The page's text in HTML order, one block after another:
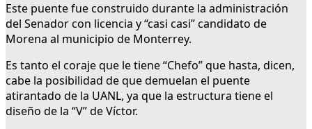
Este puente fue construido durante la administración
del Senador con licencia y “casi casi” candidato de
Morena al municipio de Monterrey.
Es tanto el coraje que le tiene “Chefo” que hasta, dicen,
cabe la posibilidad de que demuelan el puente
atirantado de la UANL, ya que la estructura tiene el
diseño de la “V” de Víctor.